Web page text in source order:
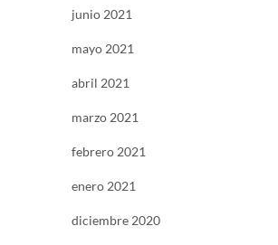
junio 2021
mayo 2021
abril 2021
marzo 2021
febrero 2021
enero 2021
diciembre 2020